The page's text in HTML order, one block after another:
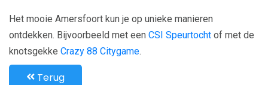
Het mooie Amersfoort kun je op unieke manieren
ontdekken. Bijvoorbeeld met een CSI Speurtocht of met de
knotsgekke Crazy 88 Citygame.
Terug